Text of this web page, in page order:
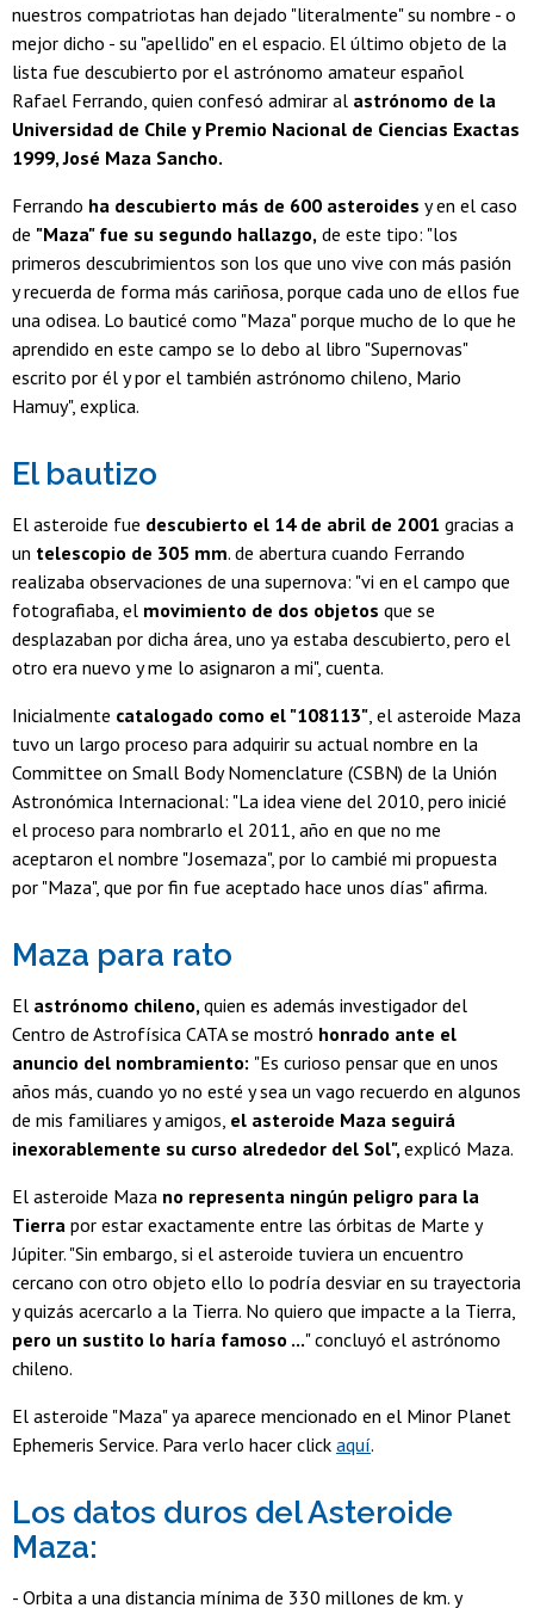
nuestros compatriotas han dejado "literalmente" su nombre - o
mejor dicho - su "apellido" en el espacio. El último objeto de la
lista fue descubierto por el astrónomo amateur español
Rafael Ferrando, quien confesó admirar al astrónomo de la
Universidad de Chile y Premio Nacional de Ciencias Exactas
1999, José Maza Sancho.
Ferrando ha descubierto más de 600 asteroides y en el caso
de "Maza" fue su segundo hallazgo, de este tipo: "los
primeros descubrimientos son los que uno vive con más pasión
y recuerda de forma más cariñosa, porque cada uno de ellos fue
una odisea. Lo bauticé como "Maza" porque mucho de lo que he
aprendido en este campo se lo debo al libro "Supernovas"
escrito por él y por el también astrónomo chileno, Mario
Hamuy", explica.
El bautizo
El asteroide fue descubierto el 14 de abril de 2001 gracias a
un telescopio de 305 mm. de abertura cuando Ferrando
realizaba observaciones de una supernova: "vi en el campo que
fotografiaba, el movimiento de dos objetos que se
desplazaban por dicha área, uno ya estaba descubierto, pero el
otro era nuevo y me lo asignaron a mi", cuenta.
Inicialmente catalogado como el "108113" , el asteroide Maza
tuvo un largo proceso para adquirir su actual nombre en la
Committee on Small Body Nomenclature (CSBN) de la Unión
Astronómica Internacional: "La idea viene del 2010, pero inicié
el proceso para nombrarlo el 2011, año en que no me
aceptaron el nombre "Josemaza", por lo cambié mi propuesta
por "Maza", que por fin fue aceptado hace unos días" afirma.
Maza para rato
El astrónomo chileno, quien es además investigador del
Centro de Astrofísica CATA se mostró honrado ante el
anuncio del nombramiento: "Es curioso pensar que en unos
años más, cuando yo no esté y sea un vago recuerdo en algunos
de mis familiares y amigos, el asteroide Maza seguirá
inexorablemente su curso alrededor del Sol", explicó Maza.
El asteroide Maza no representa ningún peligro para la
Tierra por estar exactamente entre las órbitas de Marte y
Júpiter. "Sin embargo, si el asteroide tuviera un encuentro
cercano con otro objeto ello lo podría desviar en su trayectoria
y quizás acercarlo a la Tierra. No quiero que impacte a la Tierra,
pero un sustito lo haría famoso ..." concluyó el astrónomo
chileno.
El asteroide "Maza" ya aparece mencionado en el Minor Planet
Ephemeris Service. Para verlo hacer click aquí.
Los datos duros del Asteroide
Maza:
- Orbita a una distancia mínima de 330 millones de km. y